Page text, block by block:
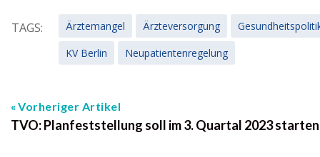
TAGS: Ärztemangel Ärzteversorgung
KV Berlin
Neupatientenregelung
Vorheriger Artikel
TVO: Planfeststellung soll im 3. Quartal 2023 starten